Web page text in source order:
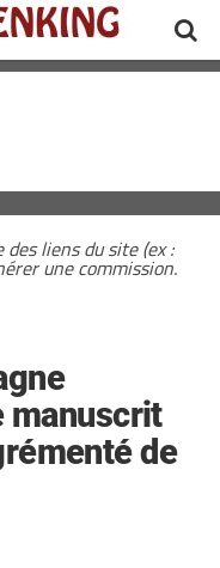
liens du site (ex :
une commission.
manuscrit
de